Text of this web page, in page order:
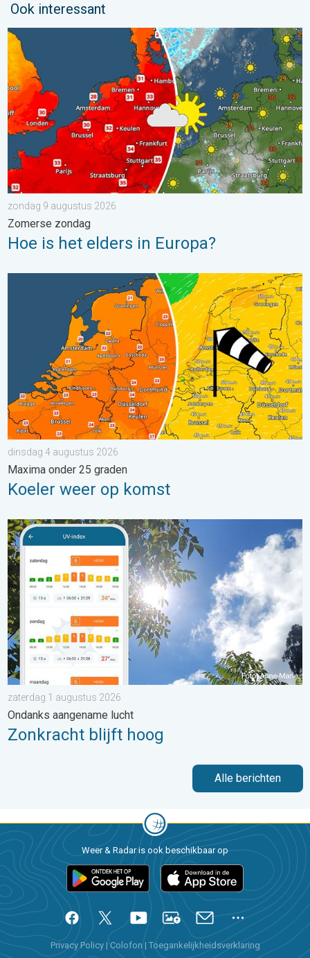
Ook interessant
Hoe is het elders in Europa?. Zomerse zondag. . . zondag 9
zondag 9 augustus 2026
Zomerse zondag
Hoe is het elders in Europa?
Koeler weer op komst. Maxima onder 25 graden. . . dinsdag
dinsdag 4 augustus 2026
Maxima onder 25 graden
Koeler weer op komst
Zonkracht blijft hoog. Ondanks aangename lucht. . . zaterdag
zaterdag 1 augustus 2026
Ondanks aangename lucht
Zonkracht blijft hoog
Alle berichten
Weer & Radar is ook beschikbaar op
Privacy Policy |Colofon | Toegankelijkheidsverklaring